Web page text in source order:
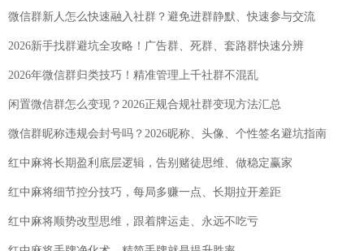
微信群新人怎么快速融入社群？避免进群静默、快速参与交流
2026新手找群避坑全攻略！广告群、死群、套路群快速分辨
2026年微信群归类技巧！精准管理上千社群不混乱
闲置微信群怎么变现？2026正规合规社群变现方法汇总
微信群昵称违规会封号吗？2026昵称、头像、个性签名避坑指南
红中麻将长期盈利底层逻辑，告别赌徒思维、做稳定赢家
红中麻将细节控分技巧，每局多赚一点、长期拉开差距
红中麻将顺势改型思维，跟着牌运走、永远不吃亏